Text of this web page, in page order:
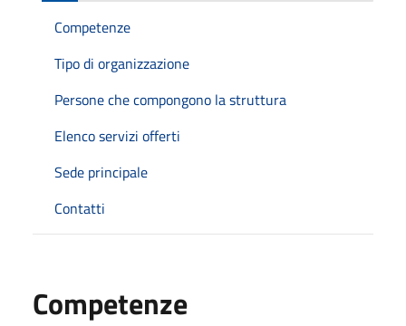
Competenze
Tipo di organizzazione
Persone che compongono la struttura
Elenco servizi offerti
Sede principale
Contatti
Competenze